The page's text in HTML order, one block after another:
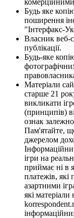
Будь яке
поширення
"Інтерфакс-
Власник веб-
публікації.
Будь-яке
Матеріали
старше 21
викликати
(принципів)
ознак
Пам'ятайте,
джерелом
ігри на
приймає ні в
платежів, які
азартними
які